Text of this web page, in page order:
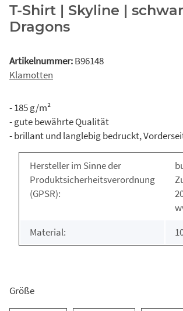
T-Shirt | Skyline |
Dragons
Artikelnummer:B96148
Klamotten
- 185 g/m²
- gute bewährte Qualität
- brillant und langlebig bedruckt,
Hersteller im Sinne der
Produktsicherheitsverordnung
(GPSR):
Material:
Größe